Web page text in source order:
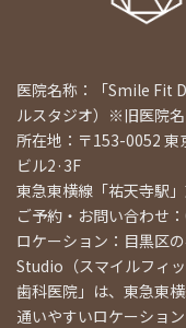
医院名称：「Smile Fit
ルスタジオ）※旧医院名
所在地：〒153-0052
ビル2·3F
東急東横線「祐天寺駅
ご予約・お問い合わせ
ロケーション：目黒区
Studio（スマイルフィ
歯科医院」は、東急東
通いやすいロケーショ